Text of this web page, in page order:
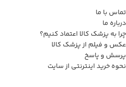
تماس با ما
درباره ما
چرا به پزشک کالا اعتماد کنیم؟
عکس و فیلم از پزشک کالا
پرسش و پاسخ
نحوه خرید اینترنتی از سایت